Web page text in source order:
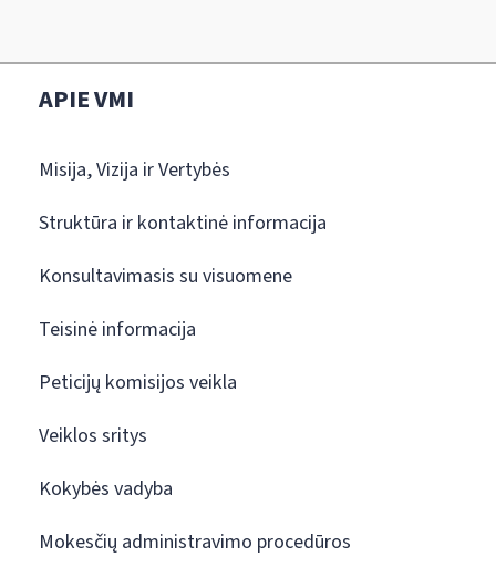
APIE VMI
Misija, Vizija ir Vertybės
Struktūra ir kontaktinė informacija
Konsultavimasis su visuomene
Teisinė informacija
Peticijų komisijos veikla
Veiklos sritys
Kokybės vadyba
Mokesčių administravimo procedūros